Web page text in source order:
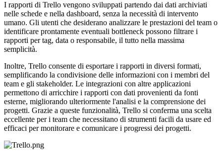
I rapporti di Trello vengono sviluppati partendo dai dati archiviati
nelle schede e nella dashboard, senza la necessità di intervento
umano. Gli utenti che desiderano analizzare le prestazioni del team o
identificare prontamente eventuali bottleneck possono filtrare i
rapporti per tag, data o responsabile, il tutto nella massima
semplicità.
Inoltre, Trello consente di esportare i rapporti in diversi formati,
semplificando la condivisione delle informazioni con i membri del
team e gli stakeholder. Le integrazioni con altre applicazioni
permettono di arricchire i rapporti con dati provenienti da fonti
esterne, migliorando ulteriormente l'analisi e la comprensione dei
progetti. Grazie a queste funzionalità, Trello si conferma una scelta
eccellente per i team che necessitano di strumenti facili da usare ed
efficaci per monitorare e comunicare i progressi dei progetti.